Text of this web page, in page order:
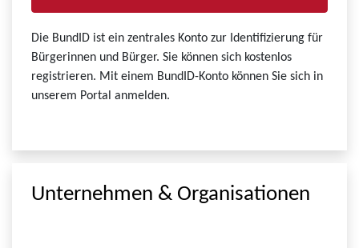
Die BundID ist ein zentrales Konto zur Identifizierung für
Bürgerinnen und Bürger. Sie können sich kostenlos
registrieren. Mit einem BundID-Konto können Sie sich in
unserem Portal anmelden.
Unternehmen & Organisationen